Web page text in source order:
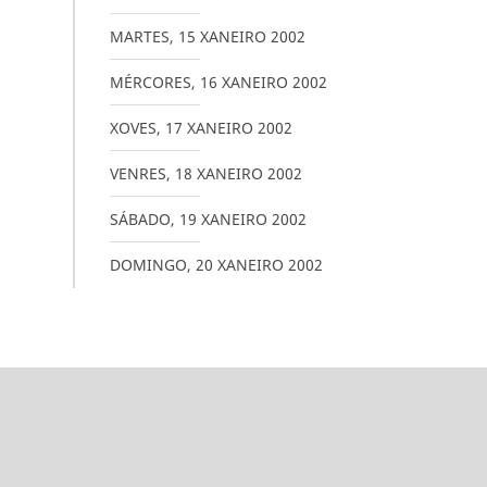
MARTES, 15 XANEIRO 2002
MÉRCORES, 16 XANEIRO 2002
XOVES, 17 XANEIRO 2002
VENRES, 18 XANEIRO 2002
SÁBADO, 19 XANEIRO 2002
DOMINGO, 20 XANEIRO 2002